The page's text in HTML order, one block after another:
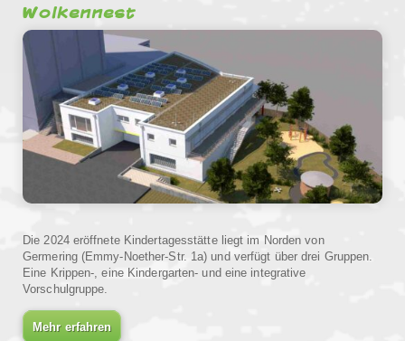
Wolkennest
Die 2024 eröffnete Kindertagesstätte liegt im Norden von
Germering (Emmy-Noether-Str. 1a) und verfügt über drei Gruppen.
Eine Krippen-, eine Kindergarten- und eine integrative
Vorschulgruppe.
Mehr erfahren